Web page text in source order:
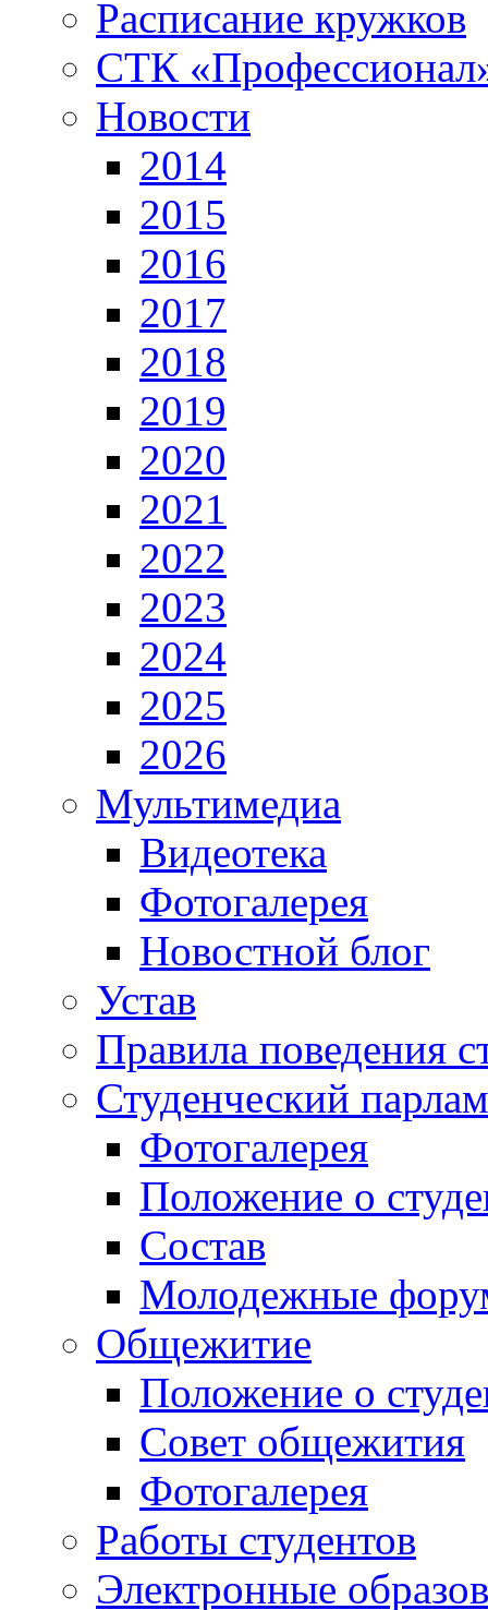
Расписание кружков
СТК
Новости
2014
2015
2016
2017
2018
2019
2020
2021
2022
2023
2024
2025
2026
Мультимедиа
Видеотека
Фотогалерея
Новостной блог
Устав
Правила поведения
Студенческий
Фотогалерея
Положение о
Состав
Молодежные
Общежитие
Положение о
Совет общежития
Фотогалерея
Работы студентов
Электронные